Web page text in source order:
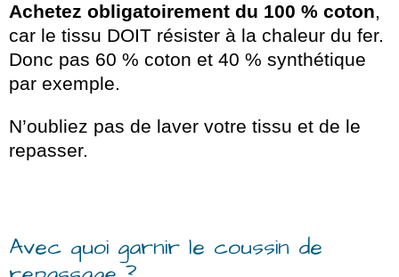
Achetez obligatoirement du 100 % coton,
car le tissu DOIT résister à la chaleur du fer.
Donc pas 60 % coton et 40 % synthétique
par exemple.
N’oubliez pas de laver votre tissu et de le
repasser.
Avec quoi garnir le coussin de